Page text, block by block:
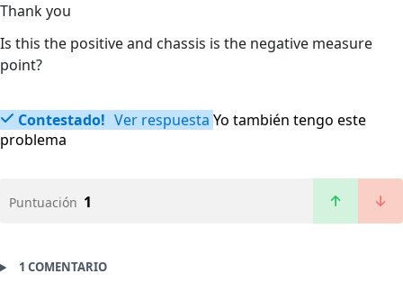
Thank you
Is this the positive and chassis is the negative measure
point?
Contestado! Ver respuesta Yo también tengo este
problema
Puntuación 1
1 COMENTARIO